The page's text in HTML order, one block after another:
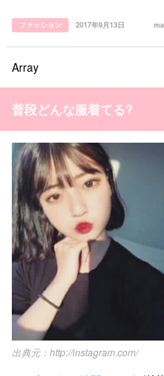
すべての記事
manimani について
カテゴリー一覧
タグ一覧
キュレーター一覧
韓国
韓国旅行
メイク k-pop
ファッション 2017年9月13日
Array
普段どんな服着てる?
http://instagram.com/